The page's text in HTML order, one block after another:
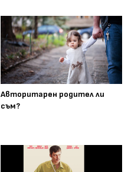
Авторитарен родител ли
съм?